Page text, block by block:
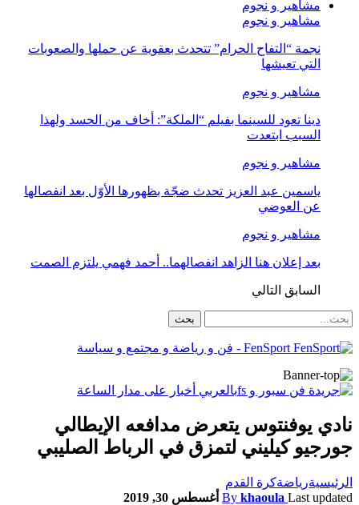
مشاهير و نجوم
مشاهير و نجوم
نجمة “التفاح الحرام” تتحدث بعقوية عن حملها والصعوبات
التي تعيشها
مشاهير و نجوم
دينا تعود للسينما بفيلم “الملكة”: أخاف من الحسد ولهذا
السبب ابتعدت
مشاهير و نجوم
ياسمين عبد العزيز تحدث ضجّة بظهورها الأوّل بعد انفصالها
عن العوضي
مشاهير و نجوم
بعد إعلان هنا الزاهد انفصالهما.. أحمد فهمي يلتزم الصمت
السابق التالي
FenSport - فن و رياضة و مجتمع و سياسة
نادي يوفنتوس يتعرض مدافعه الإيطالي
جورجيو كيليني لتمزق في الرباط الصليبي
الرئيسيةرياضةكرة القدم
By khaoula Last updated أغسطس 30, 2019